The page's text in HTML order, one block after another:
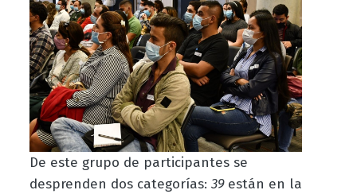
De este grupo de participantes se
desprenden dos categorías: 39 están en la